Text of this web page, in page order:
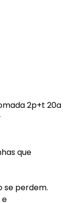
2p+t 20a
que
se perdem.
e